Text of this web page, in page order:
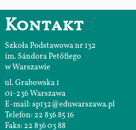
Kontakt
Szkoła Podstawowa nr 132
im. Sándora Petőfiego
w Warszawie
ul. Grabowska 1
01-236 Warszawa
E-mail: sp132@eduwarszawa.pl
Telefon: 22 836 85 16
Faks: 22 836 03 88